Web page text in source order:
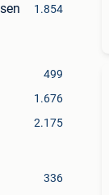
1.854
499
1.676
2.175
336